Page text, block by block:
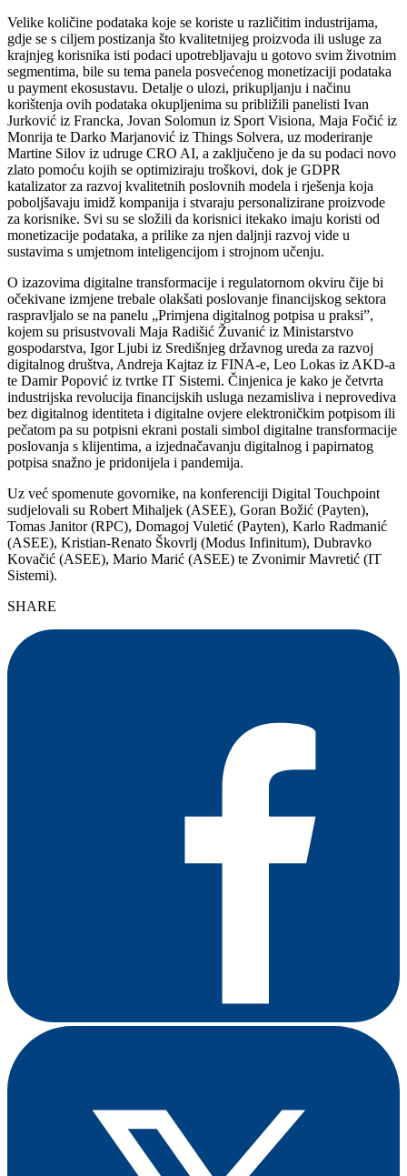
Velike količine podataka koje se koriste u različitim industrijama,
gdje se s ciljem postizanja što kvalitetnijeg proizvoda ili usluge za
krajnjeg korisnika isti podaci upotrebljavaju u gotovo svim životnim
segmentima, bile su tema panela posvećenog monetizaciji podataka
u payment ekosustavu. Detalje o ulozi, prikupljanju i načinu
korištenja ovih podataka okupljenima su približili panelisti Ivan
Jurković iz Francka, Jovan Solomun iz Sport Visiona, Maja Fočić iz
Monrija te Darko Marjanović iz Things Solvera, uz moderiranje
Martine Silov iz udruge CRO AI, a zaključeno je da su podaci novo
zlato pomoću kojih se optimiziraju troškovi, dok je GDPR
katalizator za razvoj kvalitetnih poslovnih modela i rješenja koja
poboljšavaju imidž kompanija i stvaraju personalizirane proizvode
za korisnike. Svi su se složili da korisnici itekako imaju koristi od
monetizacije podataka, a prilike za njen daljnji razvoj vide u
sustavima s umjetnom inteligencijom i strojnom učenju.
O izazovima digitalne transformacije i regulatornom okviru čije bi
očekivane izmjene trebale olakšati poslovanje financijskog sektora
raspravljalo se na panelu „Primjena digitalnog potpisa u praksi”,
kojem su prisustvovali Maja Radišić Žuvanić iz Ministarstvo
gospodarstva, Igor Ljubi iz Središnjeg državnog ureda za razvoj
digitalnog društva, Andreja Kajtaz iz FINA-e, Leo Lokas iz AKD-a
te Damir Popović iz tvrtke IT Sistemi. Činjenica je kako je četvrta
industrijska revolucija financijskih usluga nezamisliva i neprovediva
bez digitalnog identiteta i digitalne ovjere elektroničkim potpisom ili
pečatom pa su potpisni ekrani postali simbol digitalne transformacije
poslovanja s klijentima, a izjednačavanju digitalnog i papirnatog
potpisa snažno je pridonijela i pandemija.
Uz već spomenute govornike, na konferenciji Digital Touchpoint
sudjelovali su Robert Mihaljek (ASEE), Goran Božić (Payten),
Tomas Janitor (RPC), Domagoj Vuletić (Payten), Karlo Radmanić
(ASEE), Kristian-Renato Škovrlj (Modus Infinitum), Dubravko
Kovačić (ASEE), Mario Marić (ASEE) te Zvonimir Mavretić (IT
Sistemi).
SHARE